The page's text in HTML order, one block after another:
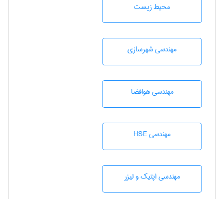
محيط زيست
مهندسی شهرسازی
مهندسی هوافضا
مهندسی HSE
مهندسی اپتیک و لیزر